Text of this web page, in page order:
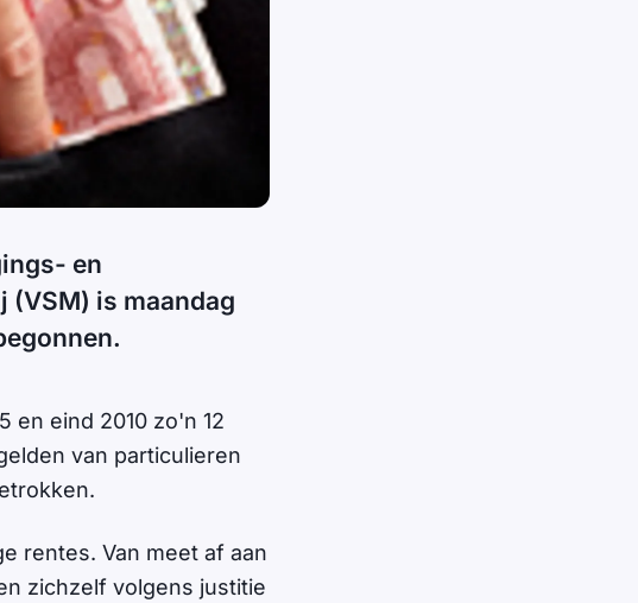
en
is maandag
en eind 2010 zo'n 12
van particulieren
rentes. Van meet af aan
zichzelf volgens justitie